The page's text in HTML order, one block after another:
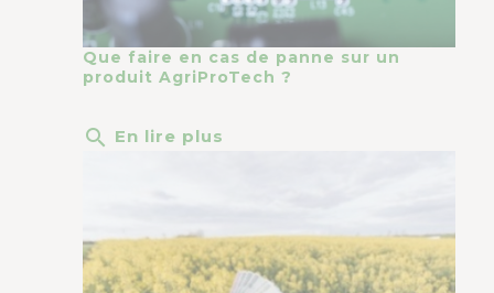
Que faire en cas de panne sur un
produit AgriProTech ?
search En lire plus